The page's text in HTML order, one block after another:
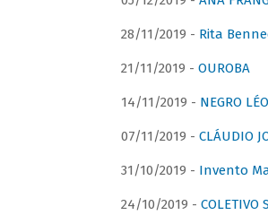
28/11/2019 - Rita
21/11/2019 - OUROBA
14/11/2019 - NEGRO
07/11/2019 - CLÁUDIO
31/10/2019 - Invento
24/10/2019 - COLETIVO